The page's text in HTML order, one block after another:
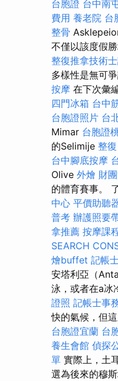
台胞證 台中南
費用 養老院 台
整骨
不僅以該度假
整復推拿技術
多樣性是無可
按摩 在下次彙
四門冰箱 台中
台胞證照片 台
Mimar 台胞證
的Selimije 整
台中腳底按摩
Olive 外燴 財
的體育賽事。
中心 平價助聽
普考 辦護照要
拿推薦 按摩課
SEARCH
燴buffet 記帳
安塔利亞（
泳，或者在a冰
證照 記帳士事
快的氣候，但
台胞證宜蘭 台
養生會館 偵探
單 實際上，土
選為後來的穆